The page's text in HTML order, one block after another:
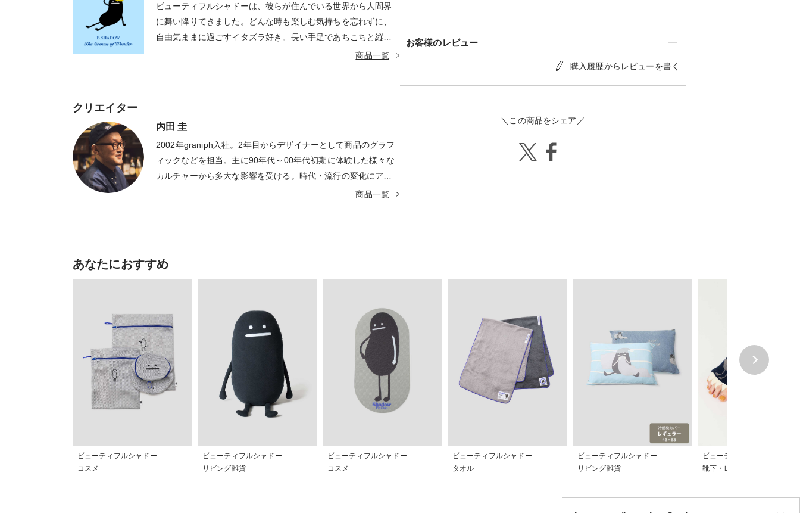
ビューティフルシャドーは、彼らが住んでいる世界から人間界
に舞い降りてきました。どんな時も楽しむ気持ちを忘れずに、
自由気ままに過ごすイタズラ好き。長い手足であちこちと縦横
無尽に動き回ります。基本は黒色ですが、時としてカラフルな
商品一覧
クリエイター
内田 圭
2002年graniph入社。2年目からデザイナーとして商品のグラフ
ィックなどを担当。主に90年代～00年代初期に体験した様々な
カルチャーから多大な影響を受ける。時代・流行の変化にアン
テナを張り巡らし、様々な情報や五感を通して得たアイデアを
ドドライブ」「アイアムヒア」等がある。 LIKES：飲み会 / ジ
商品一覧
お客様のレビュー
購入履歴からレビューを書く
＼この商品をシェア／
あなたにおすすめ
ビューティフルシャドー
コスメ
ビューティフルシャドー
リビング雑貨
ビューティフルシャドー
コスメ
ビューティフルシャドー
タオル
ビューティフルシャドー
リビング雑貨
ビューティフルシャドー
靴下・レギンス